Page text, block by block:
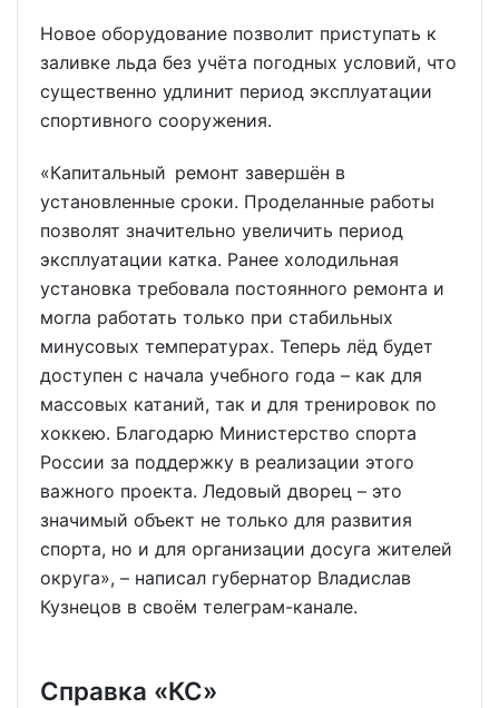
Новое оборудование позволит приступать к
заливке льда без учёта погодных условий, что
существенно удлинит период эксплуатации
спортивного сооружения.
«Капитальный ремонт завершён в
установленные сроки. Проделанные работы
позволят значительно увеличить период
эксплуатации катка. Ранее холодильная
установка требовала постоянного ремонта и
могла работать только при стабильных
минусовых температурах. Теперь лёд будет
доступен с начала учебного года – как для
массовых катаний, так и для тренировок по
хоккею. Благодарю Министерство спорта
России за поддержку в реализации этого
важного проекта. Ледовый дворец – это
значимый объект не только для развития
спорта, но и для организации досуга жителей
округа», – написал губернатор Владислав
Кузнецов в своём телеграм-канале.
Справка «КС»